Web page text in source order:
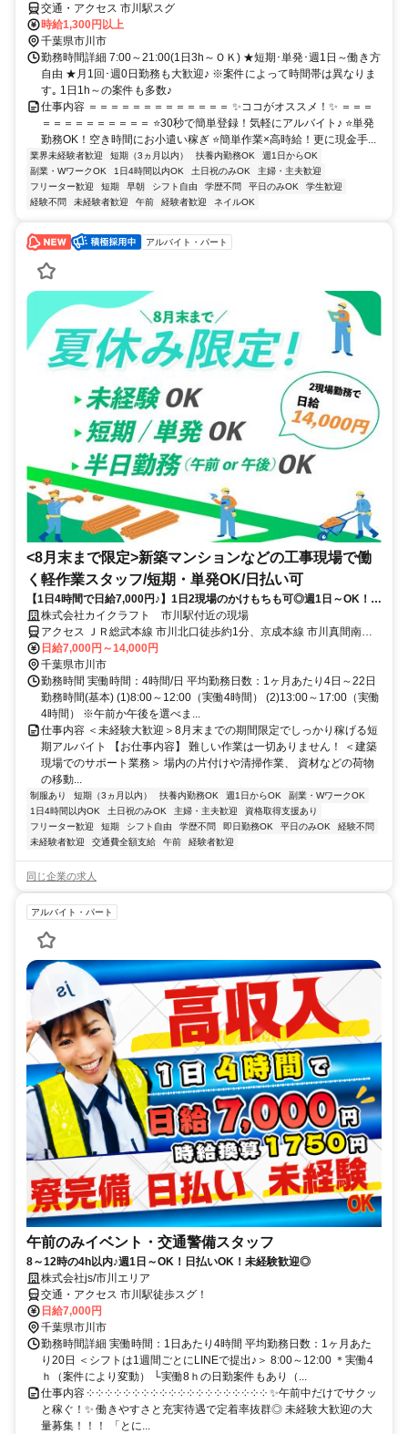
交通・アクセス 市川駅スグ
時給1,300円以上
千葉県市川市
勤務時間詳細 7:00～21:00(1日3h～ＯＫ) ★短期･単発･週1日～働き方
自由 ★月1回･週0日勤務も大歓迎♪ ※案件によって時間帯は異なりま
す｡ 1日1h～の案件も多数♪
仕事内容 ＝＝＝＝＝＝＝＝＝＝＝＝＝ ✨ココがオススメ！✨ ＝＝＝
＝＝＝＝＝＝＝＝＝＝ ⭐30秒で簡単登録！気軽にアルバイト♪ ⭐単発
勤務OK！空き時間にお小遣い稼ぎ ⭐簡単作業×高時給！更に現金手...
業界未経験者歓迎 短期（3ヵ月以内） 扶養内勤務OK
週1日からOK
副業・WワークOK
1日4時間以内OK 土日祝のみOK
主婦・主夫歓迎
フリーター歓迎
短期 早朝 シフト自由 学歴不問 平日のみOK
学生歓迎
経験不問
未経験者歓迎 午前 経験者歓迎 ネイルOK
アルバイト・パート
<8月末まで限定>新築マンションなどの工事現場で働
く軽作業スタッフ/短期・単発OK/日払い可
【1日4時間で日給7,000円♪】1日2現場のかけもちも可◎週1日～OK！午
前・午後のみOK／即日リモート面接実施中／Wワーク(副業)大歓迎！／
1か月20回勤務で20,000円ボーナス支給キャンペーンスタート実施中!!
株式会社カイクラフト 市川駅付近の現場
アクセス ＪＲ総武本線 市川北口徒歩約1分、京成本線 市川真間南口
徒歩約8分、京成本線 国府台徒歩約15分
日給7,000円～14,000円
千葉県市川市
勤務時間 実働時間：4時間/日 平均勤務日数：1ヶ月あたり4日～22日
勤務時間(基本) (1)8:00～12:00（実働4時間） (2)13:00～17:00（実働
4時間） ※午前か午後を選べま...
仕事内容 ＜未経験大歓迎＞8月末までの期間限定でしっかり稼げる短
期アルバイト 【お仕事内容】 難しい作業は一切ありません！ ＜建築
現場でのサポート業務＞ 場内の片付けや清掃作業、 資材などの荷物
の移動...
制服あり 短期（3ヵ月以内） 扶養内勤務OK 週1日からOK
副業・WワークOK
1日4時間以内OK
土日祝のみOK 主婦・主夫歓迎
資格取得支援あり
フリーター歓迎
短期 シフト自由 学歴不問 即日勤務OK 平日のみOK
経験不問
未経験者歓迎
交通費全額支給 午前 経験者歓迎
同じ企業の求人
アルバイト・パート
午前のみイベント・交通警備スタッフ
8～12時の4h以内♪週1日～OK！日払いOK！未経験歓迎◎
株式会社js/市川エリア
交通・アクセス 市川駅徒歩スグ！
日給7,000円
千葉県市川市
勤務時間詳細 実働時間：1日あたり4時間 平均勤務日数：1ヶ月あた
り20日 ＜シフトは1週間ごとにLINEで提出♪＞ 8:00～12:00 ＊実働4
ｈ（案件により変動） └実働8ｈの日勤案件もあり（...
仕事内容 ༶ ༶ ༶ ༶ ༶ ༶ ༶ ༶ ༶ ༶ ༶ ༶ ༶ ༶ ༶ ༶ ༶ ༶ ༶ ༶ ✨午前中だけでサクッ
と稼ぐ！✨ 働きやすさと充実待遇で定着率抜群◎ 未経験大歓迎の大
量募集！！！ 「とに...